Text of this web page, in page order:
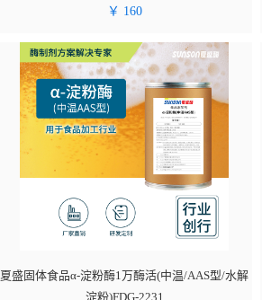
￥ 160
夏盛固体食品α-淀粉酶1万酶活(中温/AAS型/水解
淀粉)FDG-2231